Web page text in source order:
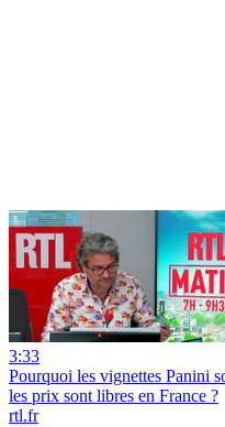
3:33
Pourquoi les vignettes Panini
les prix sont libres en France ?
rtl.fr